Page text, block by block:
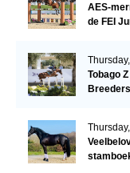
AES-
de FEI
Tobago